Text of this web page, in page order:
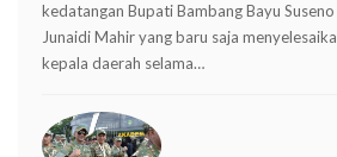
kedatangan Bupati Bambang Bayu
Junaidi Mahir yang baru saja
kepala daerah selama…